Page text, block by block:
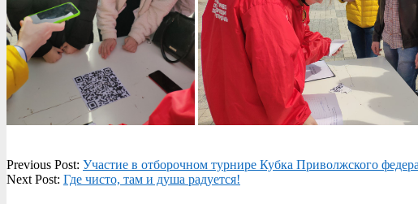
2021-
04-
Previous Post: Участие в отборочном турнире Кубка Приволжского
Next Post: Где чисто, там и душа радуется!